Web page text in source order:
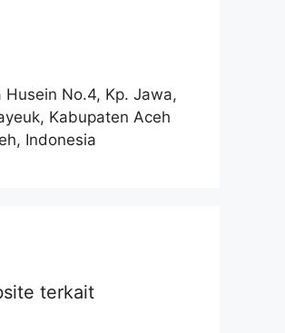
Husein No.4, Kp. Jawa,
Kabupaten Aceh
Indonesia
terkait